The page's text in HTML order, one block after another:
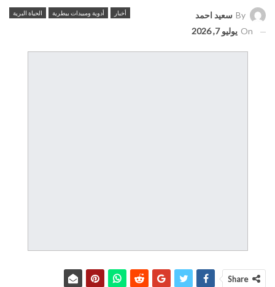
أخبار أدوية ومبيدات بيطرية الحياة البرية By سعيد احمد
On يوليو 7, 2026
Share